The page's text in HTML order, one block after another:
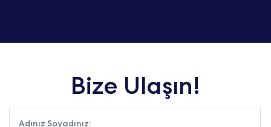
Bize Ulaşın!